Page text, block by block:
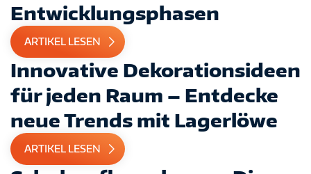
Entwicklungsphasen
ARTIKEL LESEN
Innovative Dekorationsideen
für jeden Raum – Entdecke
neue Trends mit Lagerlöwe
ARTIKEL LESEN